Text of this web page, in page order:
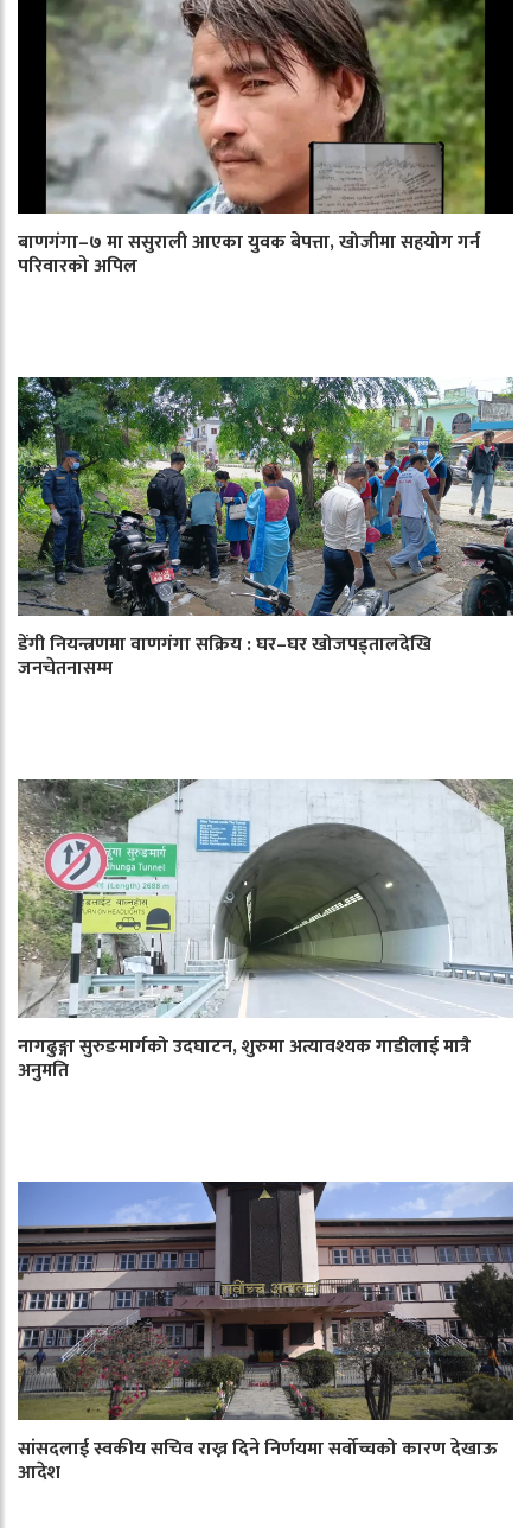
बाणगंगा–७ मा ससुराली आएका युवक बेपत्ता, खोजीमा सहयोग गर्न
परिवारको अपिल
डेंगी नियन्त्रणमा वाणगंगा सक्रिय : घर–घर खोजपड्तालदेखि
जनचेतनासम्म
नागढुङ्गा सुरुङमार्गको उदघाटन, शुरुमा अत्यावश्यक गाडीलाई मात्रै
अनुमति
सांसदलाई स्वकीय सचिव राख्न दिने निर्णयमा सर्वोच्चको कारण देखाऊ
आदेश